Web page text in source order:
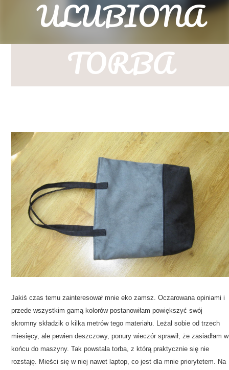
ULUBIONA
TORBA
Jakiś czas temu zainteresował mnie eko zamsz. Oczarowana opiniami i
przede wszystkim gamą kolorów postanowiłam powiększyć swój
skromny składzik o kilka metrów tego materiału. Leżał sobie od trzech
miesięcy, ale pewien deszczowy, ponury wieczór sprawił, że zasiadłam w
końcu do maszyny. Tak powstała torba, z którą praktycznie się nie
rozstaję. Mieści się w niej nawet laptop, co jest dla mnie priorytetem. Na